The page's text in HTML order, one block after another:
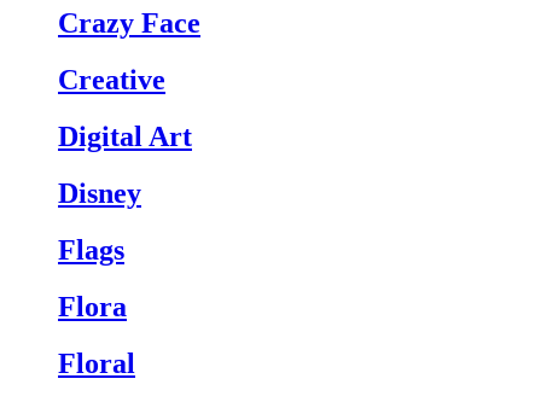
Crazy Face
Creative
Digital Art
Disney
Flags
Flora
Floral